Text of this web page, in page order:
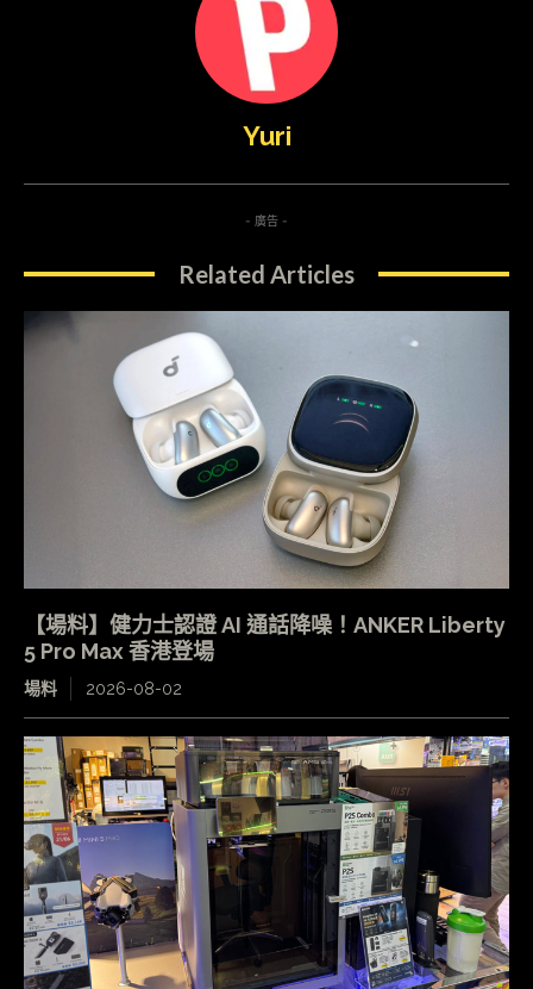
Yuri
- 廣告 -
Related Articles
【場料】健力士認證 AI 通話降噪！ANKER Liberty
5 Pro Max 香港登場
場料 2026-08-02